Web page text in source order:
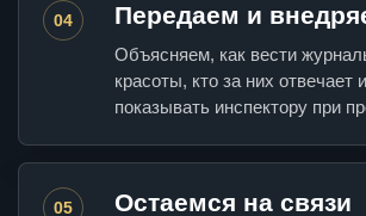
04 Передаем и
Объясняем, как вести
красоты, кто за них отвечает
показывать инспектору при
05 Остаемся на связи